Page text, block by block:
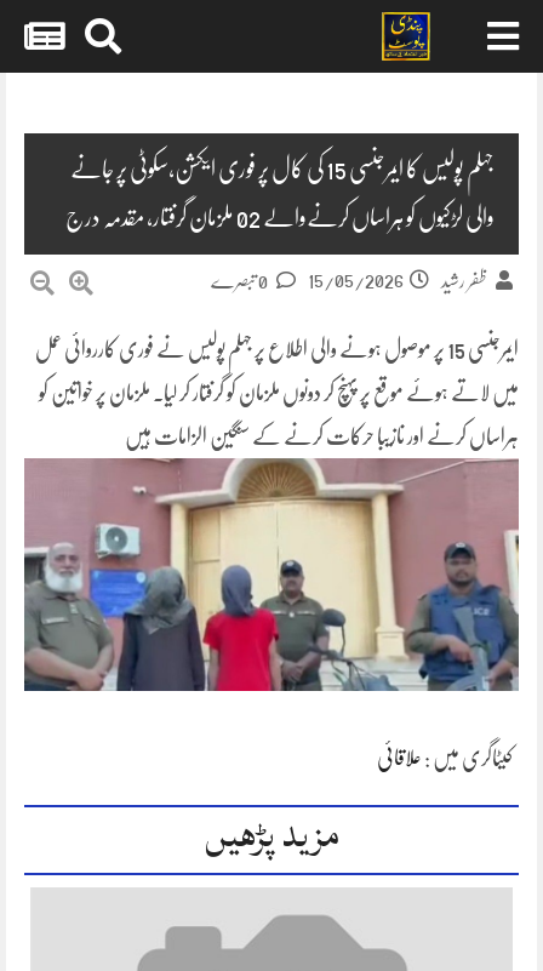
جہلم پولیس کا ایمرجنسی 15 کی کال پر فوری ایکشن،سکوٹی پر جانے
والی لڑکیوں کو ہراساں کرنےوالے 02 ملزمان گرفتار، مقدمہ درج
ظفر رشید 15/05/2026
ایمرجنسی 15 پر موصول ہونے والی اطلاع پر جہلم پولیس نے فوری کارروائی عمل
میں لاتے ہوئے موقع پر پہنچ کر دونوں ملزمان کو گرفتار کر لیا۔ ملزمان پر خواتین کو
ہراساں کرنے اور نازیبا حرکات کرنے کے سنگین الزامات ہیں
کیٹاگری میں : علاقائی
مزید پڑھیں